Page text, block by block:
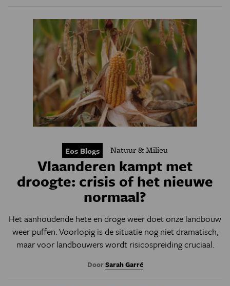
Eos Blogs Natuur & Milieu
Vlaanderen kampt met
droogte: crisis of het nieuwe
normaal?
Het aanhoudende hete en droge weer doet onze landbouw
weer puffen. Voorlopig is de situatie nog niet dramatisch,
maar voor landbouwers wordt risicospreiding cruciaal.
DoorSarah Garré